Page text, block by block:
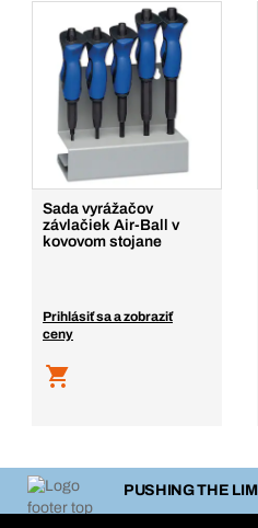
Sada vyrážačov
závlačiek Air-Ball v
kovovom stojane
Prihlásiť sa a zobraziť
ceny
PUSHING THE